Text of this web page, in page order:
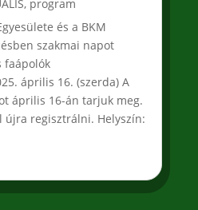
, program
és a BKM
szakmai napot
faápolók
április 16. (szerda) A
április 16-án tarjuk meg.
újra regisztrálni. Helyszín: